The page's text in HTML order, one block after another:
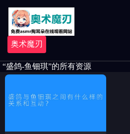
奥术魔刃
“盛鸽-鱼钿琪”的所有资源